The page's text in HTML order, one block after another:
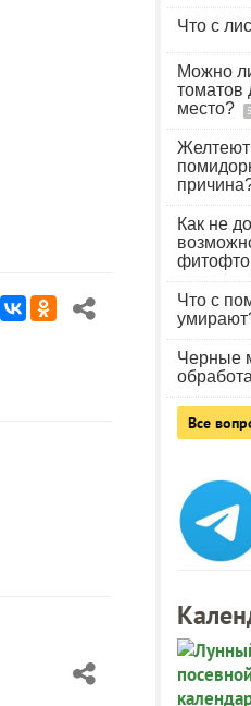
Что с
Можно
томатов
место?
5
Как не
Что с
Черные
Все